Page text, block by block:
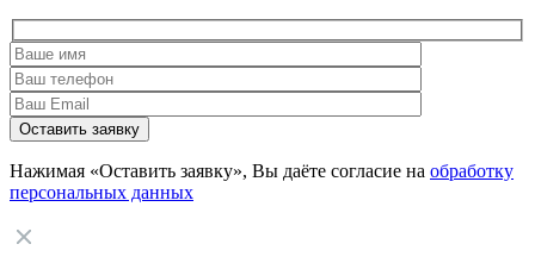
Нажимая «Оставить заявку», Вы даёте согласие на обработку
персональных данных